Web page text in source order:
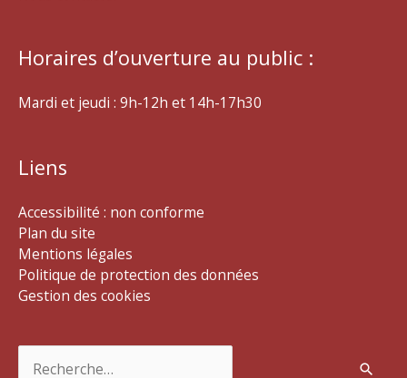
Horaires d’ouverture au public :
Mardi et jeudi : 9h-12h et 14h-17h30
Liens
Accessibilité : non conforme
Plan du site
Mentions légales
Politique de protection des données
Gestion des cookies